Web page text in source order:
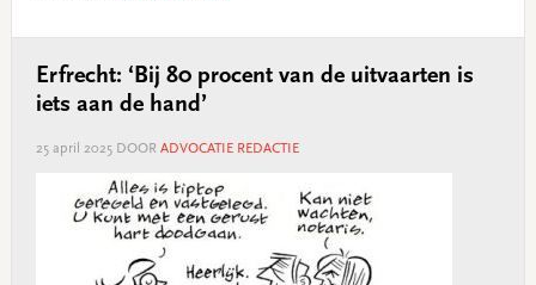
Erfrecht: ‘Bij 80 procent van de uitvaarten is
iets aan de hand’
25 april 2025DOOR ADVOCATIE REDACTIE